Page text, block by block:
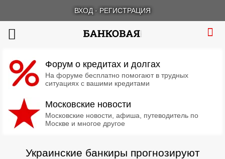
ВХОД · РЕГИСТРАЦИЯ
Форум о кредитах и долгах
На форуме бесплатно помогают в трудных
ситуациях с вашими кредитами
Московские новости
Московские новости, афиша, путеводитель по
Москве и многое другое
Украинские банкиры прогнозируют